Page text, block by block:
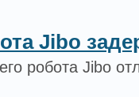
Jibo
робота Jibo